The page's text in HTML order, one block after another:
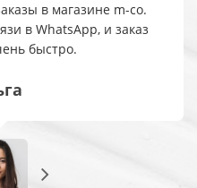
в магазине m-co.
в WhatsApp, и заказ
быстро.